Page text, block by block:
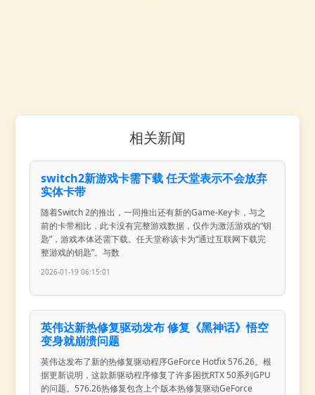
相关新闻
switch2新游戏卡需下载 任天堂表示不会放弃
实体卡带
随着Switch 2的推出，一同推出还有新的Game-Key卡，与之
前的卡带相比，此卡没有完整游戏数据，仅作为激活游戏的“钥
匙”，游戏本体还需下载。任天堂称该卡为“通过互联网下载完
整游戏的钥匙”。与数
2026-01-19 06:15:01
英伟达新热修复驱动发布 修复《黑神话》悟空
变身就崩溃问题
英伟达发布了新的热修复驱动程序GeForce Hotfix 576.26。根
据更新说明，这款新驱动程序修复了许多困扰RTX 50系列GPU
的问题。576.26热修复包含上个版本热修复驱动GeForce